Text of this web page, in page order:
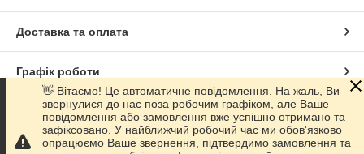
Доставка та оплата
Графік роботи
Повна версія сайту
Сайт створено на маркетплейсі Prom.ua
👋 Вітаємо! Це автоматичне повідомлення. На жаль, Ви
звернулися до нас поза робочим графіком, але Ваше
повідомлення або замовлення вже успішно отримано та
зафіксовано. У найближчий робочий час ми обов'язково
опрацюємо Ваше звернення, підтвердимо замовлення та